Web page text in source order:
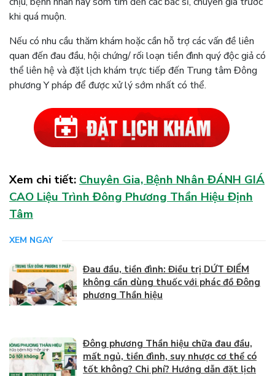
khi quá muộn.
Nếu có nhu cầu thăm khám hoặc cần hỗ trợ các vấn đề liên
quan đến đau đầu, hội chứng/ rối loạn tiền đình quý độc giả có
thể liên hệ và đặt lịch khám trực tiếp đến Trung tâm Đông
phương Y pháp để được xử lý sớm nhất có thể.
Xem chi tiết: Chuyên Gia, Bệnh Nhân ĐÁNH GIÁ
CAO Liệu Trình Đông Phương Thần Hiệu Định
Tâm
XEM NGAY
Đau đầu, tiền đình: Điều trị DỨT ĐIỂM
không cần dùng thuốc với phác đồ Đông
phương Thần hiệu
Đông phương Thần hiệu chữa đau đầu,
mất ngủ, tiền đình, suy nhược cơ thể có
tốt không? Chi phí? Hướng dẫn đặt lịch